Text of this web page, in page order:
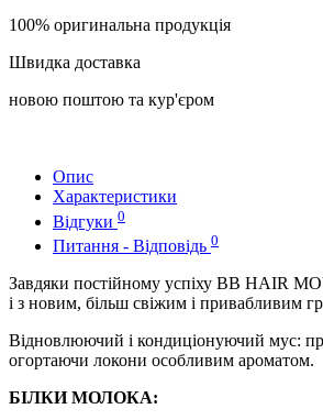
100% оригинальна продукція
Швидка доставка
новою поштою та кур'єром
Опис
Характеристики
Відгуки 0
Питання - Відповідь 0
Завдяки постійному успіху ВВ HAIR
і з новим, більш свіжим і привабливим
Відновлюючий і кондиціонуючий мус:
огортаючи локони особливим ароматом.
БІЛКИ МОЛОКА: